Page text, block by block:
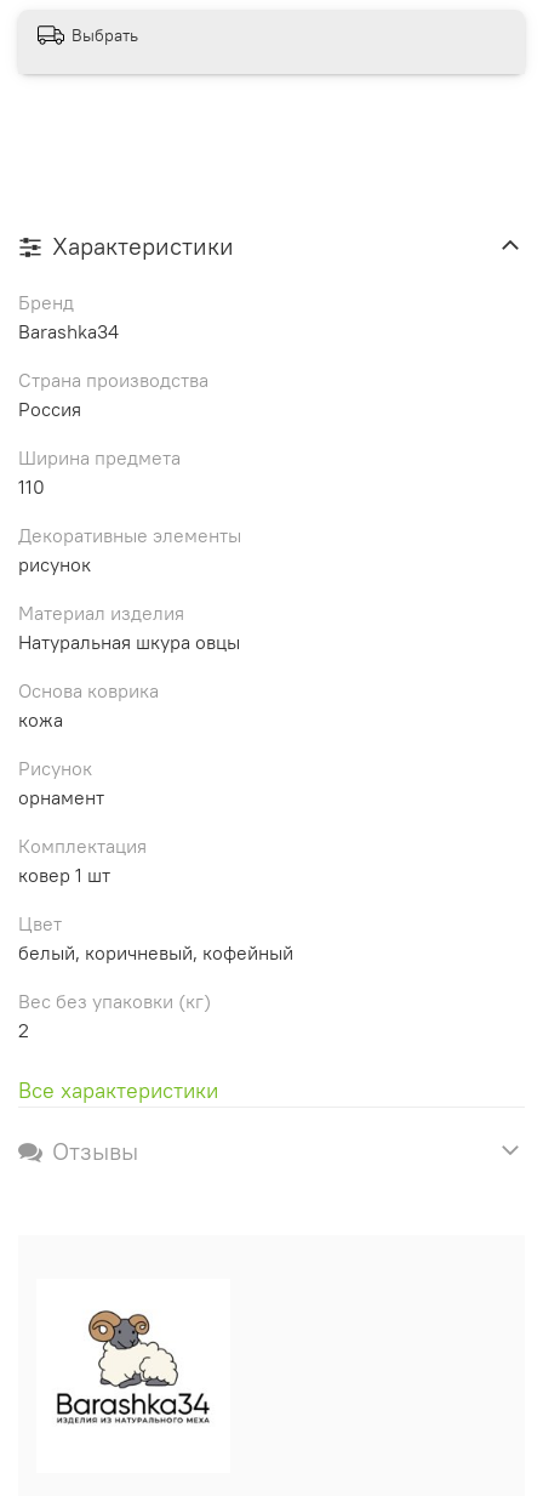
Выбрать
Характеристики
Бренд
Barashka34
Страна производства
Россия
Ширина предмета
110
Декоративные элементы
рисунок
Материал изделия
Натуральная шкура овцы
Основа коврика
кожа
Рисунок
орнамент
Комплектация
ковер 1 шт
Цвет
белый, коричневый, кофейный
Вес без упаковки (кг)
2
Все характеристики
Отзывы